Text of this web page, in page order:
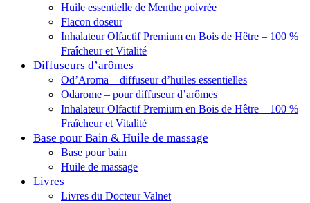
Huile essentielle de Menthe poivrée
Flacon doseur
Inhalateur Olfactif Premium en Bois de Hêtre – 100 %
Fraîcheur et Vitalité
Diffuseurs d’arômes
Od’Aroma – diffuseur d’huiles essentielles
Odarome – pour diffuseur d’arômes
Inhalateur Olfactif Premium en Bois de Hêtre – 100 %
Fraîcheur et Vitalité
Base pour Bain & Huile de massage
Base pour bain
Huile de massage
Livres
Livres du Docteur Valnet